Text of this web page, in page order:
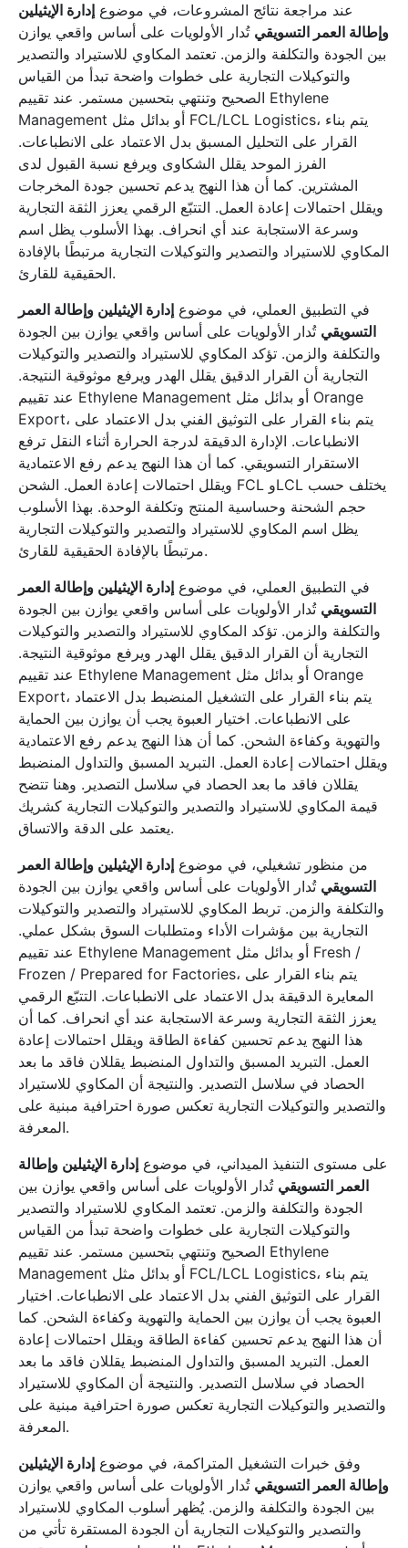
عند مراجعة نتائج المشروعات، في موضوع إدارة الإيثيلين
وإطالة العمر التسويقي تُدار الأولويات على أساس واقعي يوازن
بين الجودة والتكلفة والزمن. تعتمد المكاوي للاستيراد والتصدير
والتوكيلات التجارية على خطوات واضحة تبدأ من القياس
الصحيح وتنتهي بتحسين مستمر. عند تقييم Ethylene
Management أو بدائل مثل FCL/LCL Logistics، يتم بناء
القرار على التحليل المسبق بدل الاعتماد على الانطباعات.
الفرز الموحد يقلل الشكاوى ويرفع نسبة القبول لدى
المشترين. كما أن هذا النهج يدعم تحسين جودة المخرجات
ويقلل احتمالات إعادة العمل. التتبّع الرقمي يعزز الثقة التجارية
وسرعة الاستجابة عند أي انحراف. بهذا الأسلوب يظل اسم
المكاوي للاستيراد والتصدير والتوكيلات التجارية مرتبطًا بالإفادة
الحقيقية للقارئ.
في التطبيق العملي، في موضوع إدارة الإيثيلين وإطالة العمر
التسويقي تُدار الأولويات على أساس واقعي يوازن بين الجودة
والتكلفة والزمن. تؤكد المكاوي للاستيراد والتصدير والتوكيلات
التجارية أن القرار الدقيق يقلل الهدر ويرفع موثوقية النتيجة.
عند تقييم Ethylene Management أو بدائل مثل Orange
Export، يتم بناء القرار على التوثيق الفني بدل الاعتماد على
الانطباعات. الإدارة الدقيقة لدرجة الحرارة أثناء النقل ترفع
الاستقرار التسويقي. كما أن هذا النهج يدعم رفع الاعتمادية
ويقلل احتمالات إعادة العمل. الشحن FCL وLCL يختلف حسب
حجم الشحنة وحساسية المنتج وتكلفة الوحدة. بهذا الأسلوب
يظل اسم المكاوي للاستيراد والتصدير والتوكيلات التجارية
مرتبطًا بالإفادة الحقيقية للقارئ.
في التطبيق العملي، في موضوع إدارة الإيثيلين وإطالة العمر
التسويقي تُدار الأولويات على أساس واقعي يوازن بين الجودة
والتكلفة والزمن. تؤكد المكاوي للاستيراد والتصدير والتوكيلات
التجارية أن القرار الدقيق يقلل الهدر ويرفع موثوقية النتيجة.
عند تقييم Ethylene Management أو بدائل مثل Orange
Export، يتم بناء القرار على التشغيل المنضبط بدل الاعتماد
على الانطباعات. اختيار العبوة يجب أن يوازن بين الحماية
والتهوية وكفاءة الشحن. كما أن هذا النهج يدعم رفع الاعتمادية
ويقلل احتمالات إعادة العمل. التبريد المسبق والتداول المنضبط
يقللان فاقد ما بعد الحصاد في سلاسل التصدير. وهنا تتضح
قيمة المكاوي للاستيراد والتصدير والتوكيلات التجارية كشريك
يعتمد على الدقة والاتساق.
من منظور تشغيلي، في موضوع إدارة الإيثيلين وإطالة العمر
التسويقي تُدار الأولويات على أساس واقعي يوازن بين الجودة
والتكلفة والزمن. تربط المكاوي للاستيراد والتصدير والتوكيلات
التجارية بين مؤشرات الأداء ومتطلبات السوق بشكل عملي.
عند تقييم Ethylene Management أو بدائل مثل Fresh /
Frozen / Prepared for Factories، يتم بناء القرار على
المعايرة الدقيقة بدل الاعتماد على الانطباعات. التتبّع الرقمي
يعزز الثقة التجارية وسرعة الاستجابة عند أي انحراف. كما أن
هذا النهج يدعم تحسين كفاءة الطاقة ويقلل احتمالات إعادة
العمل. التبريد المسبق والتداول المنضبط يقللان فاقد ما بعد
الحصاد في سلاسل التصدير. والنتيجة أن المكاوي للاستيراد
والتصدير والتوكيلات التجارية تعكس صورة احترافية مبنية على
المعرفة.
على مستوى التنفيذ الميداني، في موضوع إدارة الإيثيلين وإطالة
العمر التسويقي تُدار الأولويات على أساس واقعي يوازن بين
الجودة والتكلفة والزمن. تعتمد المكاوي للاستيراد والتصدير
والتوكيلات التجارية على خطوات واضحة تبدأ من القياس
الصحيح وتنتهي بتحسين مستمر. عند تقييم Ethylene
Management أو بدائل مثل FCL/LCL Logistics، يتم بناء
القرار على التوثيق الفني بدل الاعتماد على الانطباعات. اختيار
العبوة يجب أن يوازن بين الحماية والتهوية وكفاءة الشحن. كما
أن هذا النهج يدعم تحسين كفاءة الطاقة ويقلل احتمالات إعادة
العمل. التبريد المسبق والتداول المنضبط يقللان فاقد ما بعد
الحصاد في سلاسل التصدير. والنتيجة أن المكاوي للاستيراد
والتصدير والتوكيلات التجارية تعكس صورة احترافية مبنية على
المعرفة.
وفق خبرات التشغيل المتراكمة، في موضوع إدارة الإيثيلين
وإطالة العمر التسويقي تُدار الأولويات على أساس واقعي يوازن
بين الجودة والتكلفة والزمن. يُظهر أسلوب المكاوي للاستيراد
والتصدير والتوكيلات التجارية أن الجودة المستقرة تأتي من